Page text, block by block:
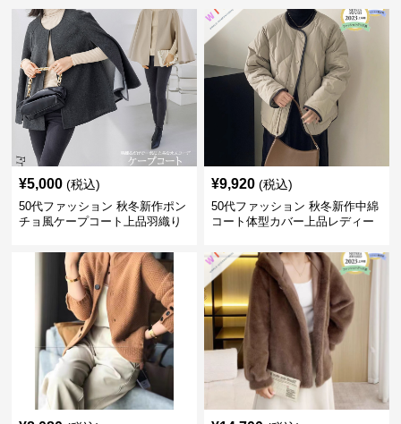
¥5,000 (税込)
50代ファッション 秋冬新作ポン
チョ風ケープコート上品羽織り
¥9,920 (税込)
50代ファッション 秋冬新作中綿
コート体型カバー上品レディー